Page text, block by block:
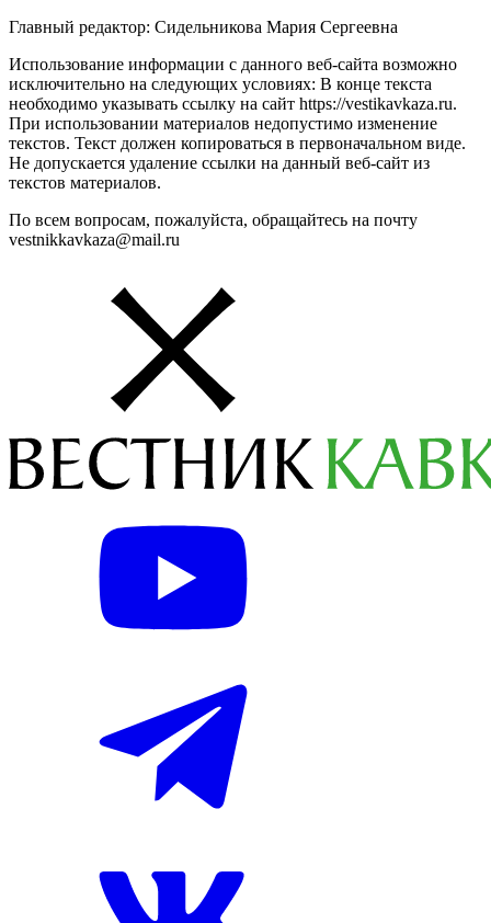
Главный редактор: Сидельникова Мария Сергеевна
Использование информации с данного веб-сайта возможно
исключительно на следующих условиях: В конце текста
необходимо указывать ссылку на сайт https://vestikavkaza.ru.
При использовании материалов недопустимо изменение
текстов. Текст должен копироваться в первоначальном виде.
Не допускается удаление ссылки на данный веб-сайт из
текстов материалов.
По всем вопросам, пожалуйста, обращайтесь на почту
vestnikkavkaza@mail.ru